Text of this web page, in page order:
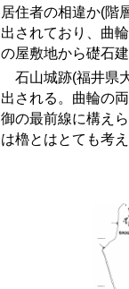
居住者の相違か(階
出されており、曲
の屋敷地から礎石
石山城跡(福井県
出される。曲輪の
御の最前線に構え
は櫓とはとても考